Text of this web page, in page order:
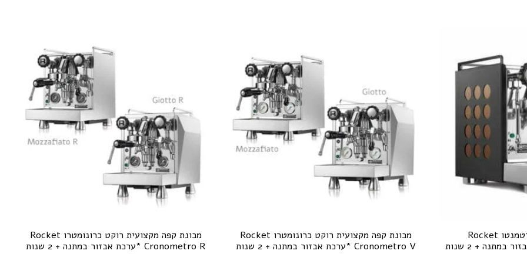
מכונת קפה רוקט אפרטמנטו Rocket
Appartamento *ערכת אבזור במתנה + 2 שנות
מכונת קפה מקצועית רוקט כרונומטרו Rocket
Cronometro V *ערכת אבזור במתנה + 2 שנות
מכונת קפה מקצועית רוקט כרונומטרו Rocket
Cronometro R *ערכת אבזור במתנה + 2 שנות